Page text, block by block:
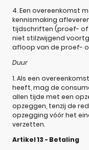
4. Een overeenkomst
kennismaking
tijdschriften (proef- of
niet stilzwijgend
afloop van de proef-
Duur
1. Als een
heeft, mag de
allen tijde met een
opzeggen, tenzij de
opzegging vóór het
verzetten.
Artikel 13 - Betaling